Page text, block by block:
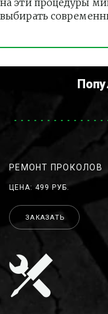
на эти процедуры
выбирать
РЕМОНТ ПРОКОЛОВ
ЦЕНА: 499 РУБ.
ЗАКАЗАТЬ